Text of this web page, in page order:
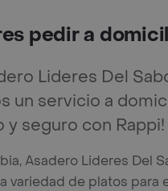
pedir a
Lideres Del
un servicio a
y seguro con Rappi!
Asadero Lideres Del
variedad de platos para